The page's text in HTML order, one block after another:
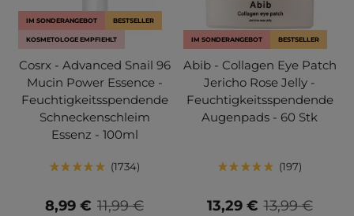
IM SONDERANGEBOT BESTSELLER
KOSMETOLOGE EMPFIEHLT
Cosrx - Advanced Snail 96
Mucin Power Essence -
Feuchtigkeitsspendende
Schneckenschleim
Essenz - 100ml
1734
11,99 €
8,99 €
IM SONDERANGEBOT BESTSELLER
Abib - Collagen Eye Patch
Jericho Rose Jelly -
Feuchtigkeitsspendende
Augenpads - 60 Stk
197
13,99 €
13,29 €